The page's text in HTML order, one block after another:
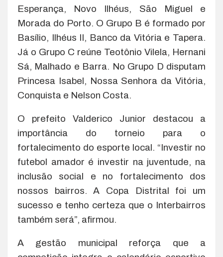
Esperança, Novo Ilhéus, São Miguel e
Morada do Porto. O Grupo B é formado por
Basílio, Ilhéus II, Banco da Vitória e Tapera.
Já o Grupo C reúne Teotônio Vilela, Hernani
Sá, Malhado e Barra. No Grupo D disputam
Princesa Isabel, Nossa Senhora da Vitória,
Conquista e Nelson Costa.
O prefeito Valderico Junior destacou a
importância do torneio para o
fortalecimento do esporte local. “Investir no
futebol amador é investir na juventude, na
inclusão social e no fortalecimento dos
nossos bairros. A Copa Distrital foi um
sucesso e tenho certeza que o Interbairros
também será”, afirmou.
A gestão municipal reforça que a